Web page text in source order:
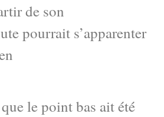
de son
pourrait s’apparenter
le point bas ait été